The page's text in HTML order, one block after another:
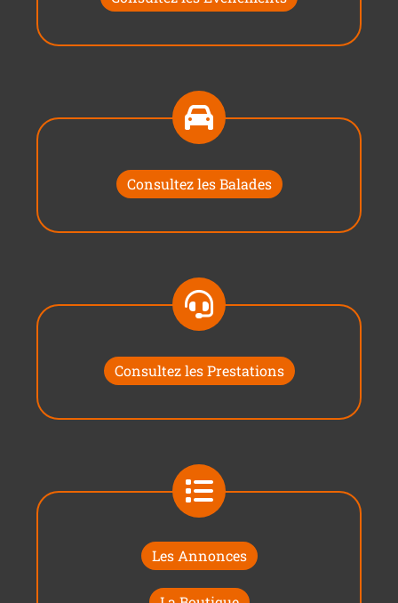
Consultez les Balades
Consultez les Prestations
Les Annonces